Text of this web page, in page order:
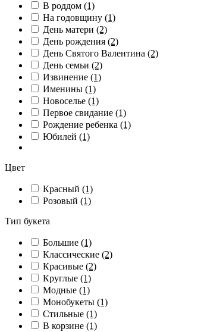
В роддом (1)
На годовщину (1)
День матери (2)
День рождения (2)
День Святого Валентина (2)
День семьи (2)
Извинение (1)
Именины (1)
Новоселье (1)
Первое свидание (1)
Рождение ребенка (1)
Юбилей (1)
Цвет
Красный (1)
Розовый (1)
Тип букета
Большие (1)
Классические (2)
Красивые (2)
Круглые (1)
Модные (1)
Монобукеты (1)
Стильные (1)
В корзине (1)